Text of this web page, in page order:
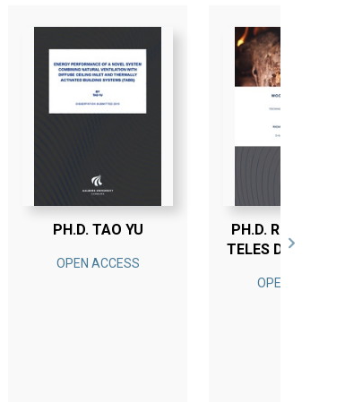
PH.D. TAO YU
OPEN ACCESS
PH.D. RICARDO
TELES DE
OPEN ACCESS